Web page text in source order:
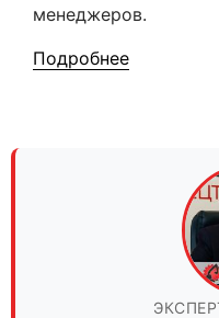
менеджеров.
Подробнее